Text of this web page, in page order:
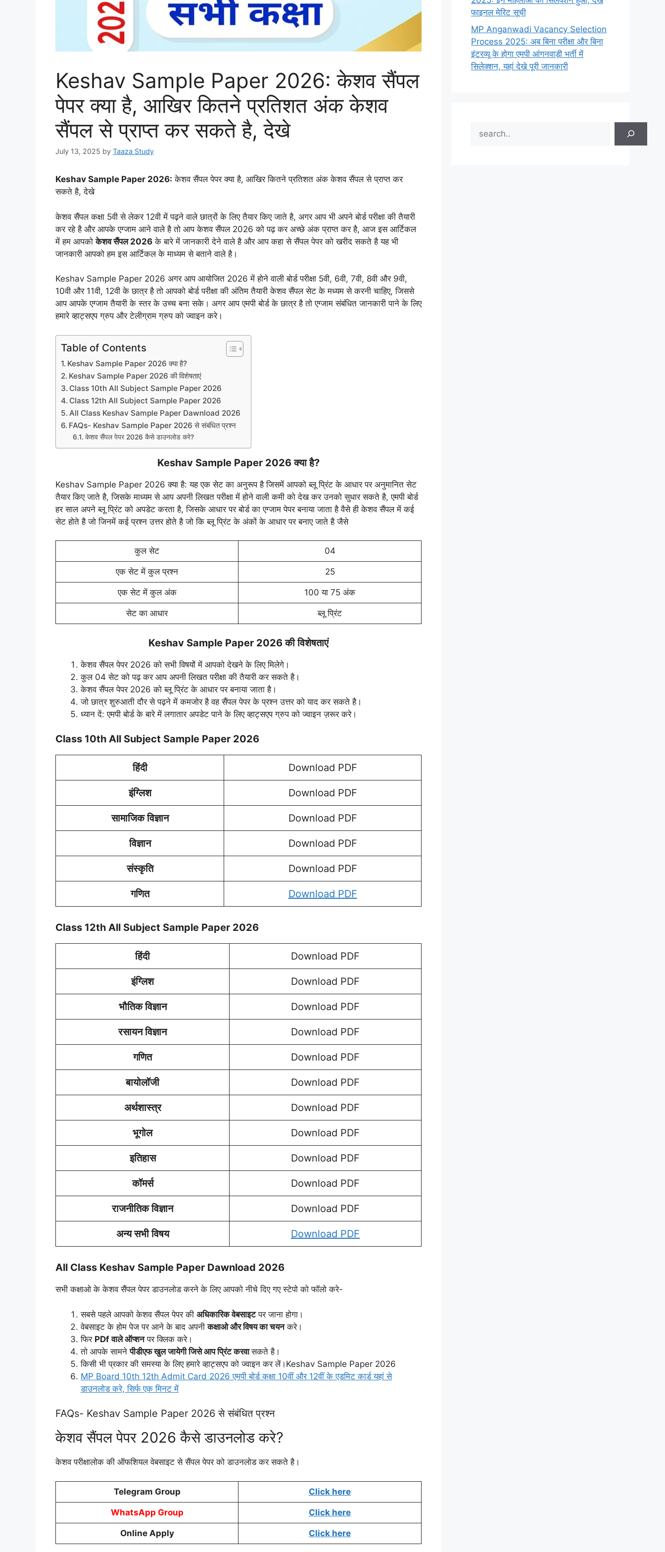
Keshav Sample Paper 2026: केशव सैंपल
पेपर क्या है, आखिर कितने प्रतिशत अंक केशव
सैंपल से प्राप्त कर सकते है, देखे
July 13, 2025 by Taaza Study
Keshav Sample Paper 2026: केशव सैंपल पेपर क्या है, आखिर कितने प्रतिशत अंक केशव सैंपल से प्राप्त कर
सकते है, देखे
केशव सैंपल कक्षा 5वी से लेकर 12वी में पढ़ने वाले छात्रों के लिए तैयार किए जाते है, अगर आप भी अपने बोर्ड परीक्षा की तैयारी
कर रहे है और आपके एग्जाम आने वाले है तो आप केशव सैंपल 2026 को पढ़ कर अच्छे अंक प्राप्त कर है, आज इस आर्टिकल
में हम आपकोकेशव सैंपल 2026 के बारे में जानकारी देने वाले है और आप कहा से सैंपल पेपर को खरीद सकते है यह भी
जानकारी आपको हम इस आर्टिकल के माध्यम से बताने वाले है।
Keshav Sample Paper 2026 अगर आप आयोजित 2026 में होने वाली बोर्ड परीक्षा 5वी, 6वी, 7वी, 8वी और 9वी,
10वी और 11वी, 12वी के छात्र है तो आपको बोर्ड परीक्षा की अंतिम तैयारी केशव सैंपल सेट के मध्यम से करनी चाहिए, जिससे
आप आपके एग्जाम तैयारी के स्तर के उच्च बना सके। अगर आप एमपी बोर्ड के छात्र है तो एग्जाम संबंधित जानकारी पाने के लिए
हमारे व्हाट्सएप ग्रुप और टेलीग्राम ग्रुप को ज्वाइन करे।
Table of Contents
Keshav Sample Paper 2026 क्या है?
Keshav Sample Paper 2026 की विशेषताएं
Class 10th All Subject Sample Paper 2026
Class 12th All Subject Sample Paper 2026
All Class Keshav Sample Paper Dawnload 2026
FAQs- Keshav Sample Paper 2026 से संबंधित प्रश्न
केशव सैंपल पेपर 2026 कैसे डाउनलोड करे?
Keshav Sample Paper 2026 क्या है?
Keshav Sample Paper 2026 क्या है: यह एक सेट का अनुरूप है जिसमें आपको ब्लू प्रिंट के आधार पर अनुमानित सेट
तैयार किए जाते है, जिसके माध्यम से आप अपनी लिखत परीक्षा में होने वाली कमी को देख कर उनको सुधार सकते है, एमपी बोर्ड
हर साल अपने ब्लू प्रिंट को अपडेट करता है, जिसके आधार पर बोर्ड का एग्जाम पेपर बनाया जाता है वैसे ही केशव सैंपल में कई
सेट होते है जो जिनमें कई प्रश्न उत्तर होते है जो कि ब्लू प्रिंट के अंकों के आधार पर बनाए जाते है जैसे
कुल सेट 04
एक सेट में कुल प्रश्न 25
एक सेट में कुल अंक 100 या 75 अंक
सेट का आधार ब्लू प्रिंट
Keshav Sample Paper 2026 की विशेषताएं
केशव सैंपल पेपर 2026 को सभी विषयों में आपको देखने के लिए मिलेगे।
कुल 04 सेट को पढ़ कर आप अपनी लिखत परीक्षा की तैयारी कर सकते है।
केशव सैंपल पेपर 2026 को ब्लू प्रिंट के आधार पर बनाया जाता है।
जो छात्र शुरुआती दौर से पढ़ने में कमजोर है वह सैंपल पेपर के प्रश्न उत्तर को याद कर सकते है।
ध्यान दें: एमपी बोर्ड के बारे में लगातार अपडेट पाने के लिए व्हाट्सएप ग्रुप को ज्वाइन ज़रूर करे।
Class 10th All Subject Sample Paper 2026
हिंदी Download PDF
इंग्लिश Download PDF
सामाजिक विज्ञान Download PDF
विज्ञान Download PDF
संस्कृति Download PDF
गणित Download PDF
Class 12th All Subject Sample Paper 2026
हिंदी Download PDF
इंग्लिश Download PDF
भौतिक विज्ञान Download PDF
रसायन विज्ञान Download PDF
गणित Download PDF
बायोलॉजी Download PDF
अर्थशास्त्र Download PDF
भूगोल Download PDF
इतिहास Download PDF
कॉमर्स Download PDF
राजनीतिक विज्ञान Download PDF
अन्य सभी विषय Download PDF
All Class Keshav Sample Paper Dawnload 2026
सभी कक्षाओ के केशव सैंपल पेपर डाउनलोड करने के लिए आपको नीचे दिए गए स्टेपो को फॉलो करे-
सबसे पहले आपको केशव सैंपल पेपर की अधिकारिक वेबसाइटपर जाना होगा।
वेबसाइट के होम पेज पर आने के बाद अपनीकक्षाओ और विषय का चयनकरे।
फिर PDf वाले ऑप्शनपर क्लिक करे।
तो आपके सामनेपीडीएफ खुल जायेगी जिसे आप प्रिंट करवासकते है।
किसी भी प्रकार की समस्या के लिए हमारे व्हाट्सएप को ज्वाइन कर लें।Keshav Sample Paper 2026
MP Board 10th 12th Admit Card 2026 एमपी बोर्ड कक्षा 10वीं और 12वीं के एडमिट कार्ड यहां से
डाउनलोड करे, सिर्फ एक मिनट में
FAQs- Keshav Sample Paper 2026 से संबंधित प्रश्न
केशव सैंपल पेपर 2026 कैसे डाउनलोड करे?
केशव परीक्षालोक की ऑफशियल वेबसाइट से सैंपल पेपर को डाउनलोड कर सकते है।
Telegram Group Click here
WhatsApp Group Click here
Online Apply Click here
फाइनल मेरिट सूची
MP Anganwadi Vacancy Selection
Process 2025: अब बिना परीक्षा और बिना
इंटरव्यू के होगा एमपी आंगनवाड़ी भर्ती में
सिलेक्शन, यहां देखे पूरी जानकारी